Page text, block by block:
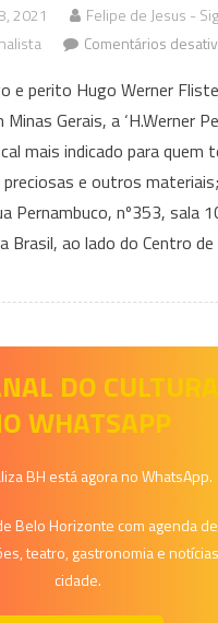
2021
Felipe de Jesus -
Comentários
e perito Hugo Werner
Gerais, a ‘H.Werner
mais indicado para quem
e outros
Pernambuco, nº353, sala
Brasil, ao lado do Centro
DO
WHATSAPP
BH está agora no WhatsApp.
Belo Horizonte com agenda
teatro, gastronomia e
cidade.